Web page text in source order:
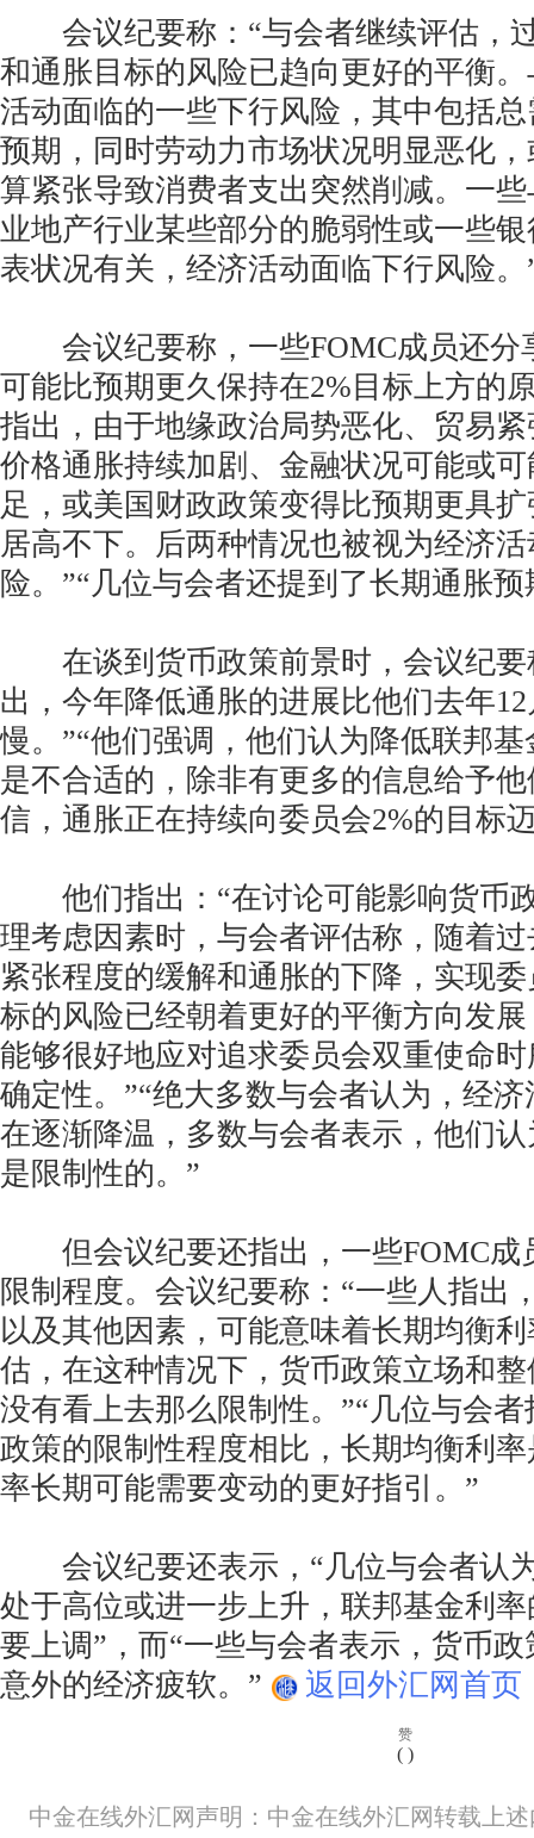
会议纪要称：“与会者继续评估，
和通胀目标的风险已趋向更好的平衡
活动面临的一些下行风险，其中包括
预期，同时劳动力市场状况明显恶化
算紧张导致消费者支出突然削减。一
业地产行业某些部分的脆弱性或一些
表状况有关，经济活动面临下行风险。
会议纪要称，一些FOMC成员还分
可能比预期更久保持在2%目标上方的
指出，由于地缘政治局势恶化、贸易
价格通胀持续加剧、金融状况可能或
足，或美国财政政策变得比预期更具
居高不下。后两种情况也被视为经济
险。”“几位与会者还提到了长期通胀
在谈到货币政策前景时，会议纪要
出，今年降低通胀的进展比他们去年
慢。”“他们强调，他们认为降低联邦
是不合适的，除非有更多的信息给予
信，通胀正在持续向委员会2%的目标
他们指出：“在讨论可能影响货币
理考虑因素时，与会者评估称，随着
紧张程度的缓解和通胀的下降，实现
标的风险已经朝着更好的平衡方向发
能够很好地应对追求委员会双重使命
确定性。”“绝大多数与会者认为，经
在逐渐降温，多数与会者表示，他们
是限制性的。”
但会议纪要还指出，一些FOMC成
限制程度。会议纪要称：“一些人指出
以及其他因素，可能意味着长期均衡
估，在这种情况下，货币政策立场和
没有看上去那么限制性。”“几位与会
政策的限制性程度相比，长期均衡利
率长期可能需要变动的更好指引。”
会议纪要还表示，“几位与会者认
处于高位或进一步上升，联邦基金利
要上调”，而“一些与会者表示，货币
意外的经济疲软。”
返回外汇网首页
赞
( )
中金在线外汇网声明：中金在线外汇网转载上